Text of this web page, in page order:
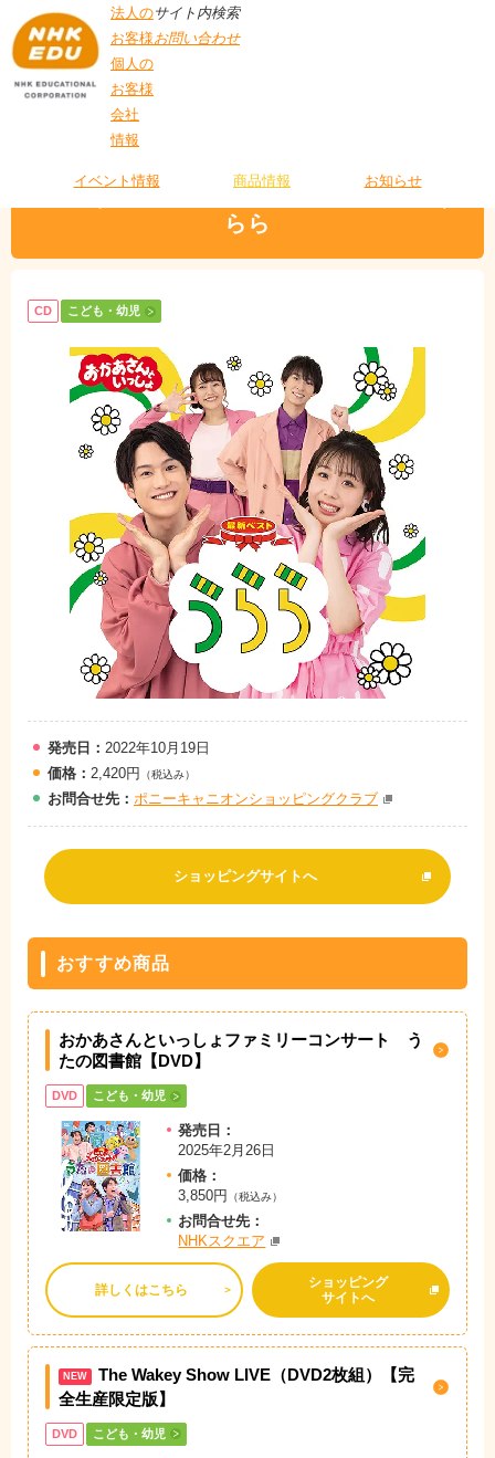
法人の
お客様
個人の
お客様
会社
情報
サイト内検索
お問い合わせ
イベント情報 商品情報 お知らせ
らら
CD こども・幼児
発売日： 2022年10月19日
価格： 2,420円 （税込み）
お問合せ先： ポニーキャニオンショッピングクラブ
ショッピングサイトへ
おすすめ商品
おかあさんといっしょファミリーコンサート う
たの図書館【DVD】
DVD こども・幼児
発売日：
2025年2月26日
価格：
3,850円
（税込み）
お問合せ先：
NHKスクエア
詳しくはこちら
ショッピング
サイトへ
NEW
The Wakey Show LIVE（DVD2枚組）【完
全生産限定版】
DVD こども・幼児